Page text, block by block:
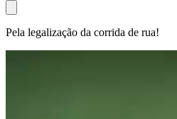
Pela legalização da corrida de rua!